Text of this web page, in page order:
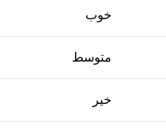
خوب
متوسط
خیر